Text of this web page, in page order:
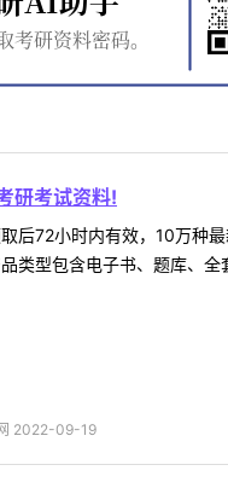
研考试资料!
后72小时内有效，10万种
类型包含电子书、题库、
2022-09-19